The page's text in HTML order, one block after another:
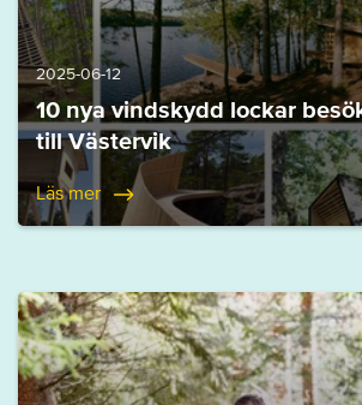
2025-06-12
10 nya vindskydd lockar
till Västervik
Läs mer